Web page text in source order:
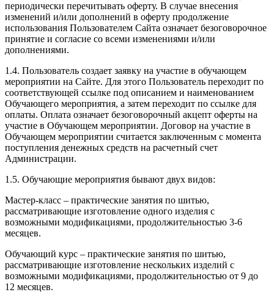
периодически перечитывать оферту. В случае внесения
изменений и/или дополнений в оферту продолжение
использования Пользователем Сайта означает безоговорочное
принятие и согласие со всеми изменениями и/или
дополнениями.
1.4. Пользователь создает заявку на участие в обучающем
мероприятии на Сайте. Для этого Пользователь переходит по
соответствующей ссылке под описанием и наименованием
Обучающего мероприятия, а затем переходит по ссылке для
оплаты. Оплата означает безоговорочный акцепт оферты на
участие в Обучающем мероприятии. Договор на участие в
Обучающем мероприятии считается заключенным с момента
поступления денежных средств на расчетный счет
Администрации.
1.5. Обучающие мероприятия бывают двух видов:
Мастер-класс – практические занятия по шитью,
рассматривающие изготовление одного изделия с
возможными модификациями, продолжительностью 3-6
месяцев.
Обучающий курс – практические занятия по шитью,
рассматривающие изготовление нескольких изделий с
возможными модификациями, продолжительностью от 9 до
12 месяцев.